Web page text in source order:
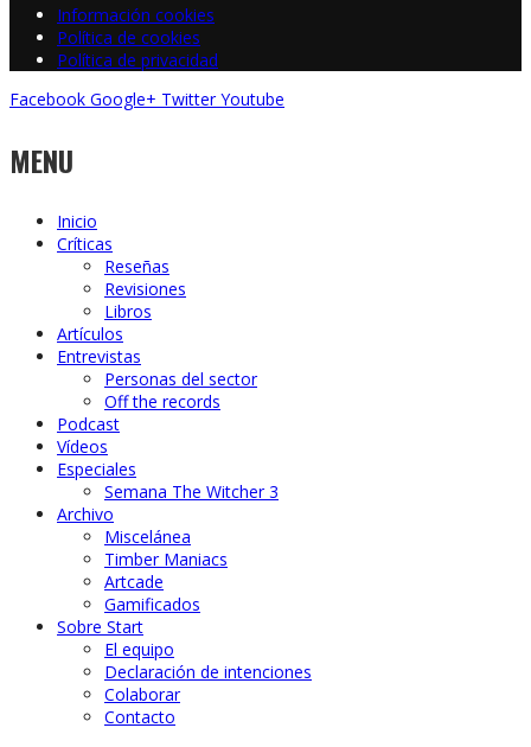
Información cookies
Política de cookies
Política de privacidad
Facebook Google+ Twitter Youtube
MENU
Inicio
Críticas
Reseñas
Revisiones
Libros
Artículos
Entrevistas
Personas del sector
Off the records
Podcast
Vídeos
Especiales
Semana The Witcher 3
Archivo
Miscelánea
Timber Maniacs
Artcade
Gamificados
Sobre Start
El equipo
Declaración de intenciones
Colaborar
Contacto